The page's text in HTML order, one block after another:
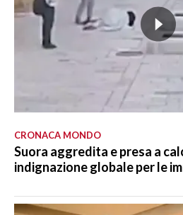
CRONACA MONDO
Suora aggredita e presa a
indignazione globale per le